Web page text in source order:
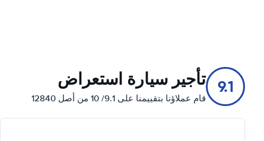
9.1 تأجير سيارة استعراض
قام عملاؤنا بتقييمنا على 9.1/ 10 من أصل 12840